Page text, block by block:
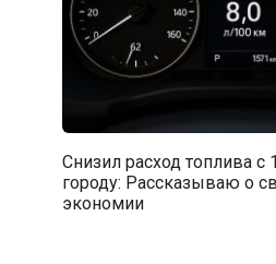
Снизил расход топлива с
городу: Рассказываю о
экономии